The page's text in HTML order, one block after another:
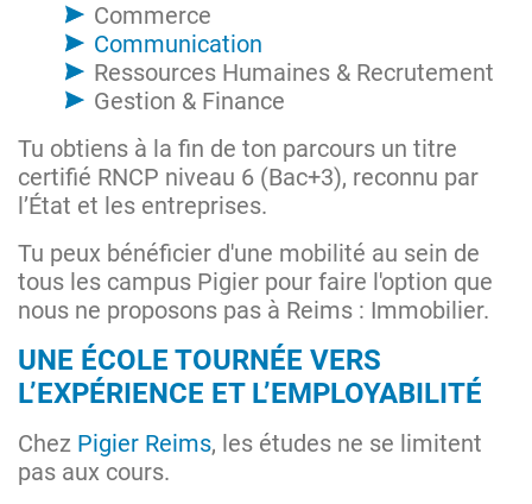
Commerce
Communication
Ressources Humaines & Recrutement
Gestion & Finance
Tu obtiens à la fin de ton parcours un titre
certifié RNCP niveau 6 (Bac+3), reconnu par
l’État et les entreprises.
Tu peux bénéficier d'une mobilité au sein de
tous les campus Pigier pour faire l'option que
nous ne proposons pas à Reims : Immobilier.
UNE ÉCOLE TOURNÉE VERS
L’EXPÉRIENCE ET L’EMPLOYABILITÉ
Chez Pigier Reims, les études ne se limitent
pas aux cours.